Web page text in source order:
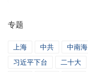
闻
专题
上海 中共 中南海
习近平下台
二十大